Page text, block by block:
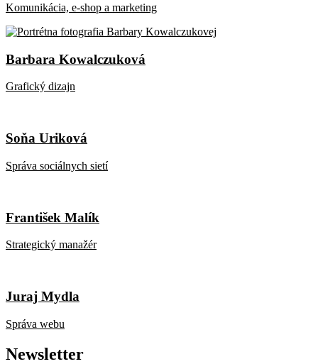
Komunikácia, e-shop a marketing
Barbara Kowalczuková
Grafický dizajn
Soňa Uriková
Správa sociálnych sietí
František Malík
Strategický manažér
Juraj Mydla
Správa webu
Newsletter